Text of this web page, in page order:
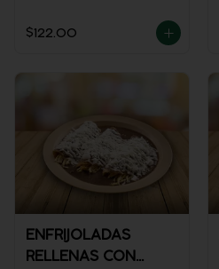
$122.00
ENFRIJOLADAS
RELLENAS CON